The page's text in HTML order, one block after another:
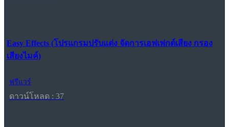
Easy Effects (โปรแกรมปรับแต่ง จัดการเอฟเฟกต์เสียง กรอง
เสียงไมค์)
ฟรีแวร์
ดาวน์โหลด : 37